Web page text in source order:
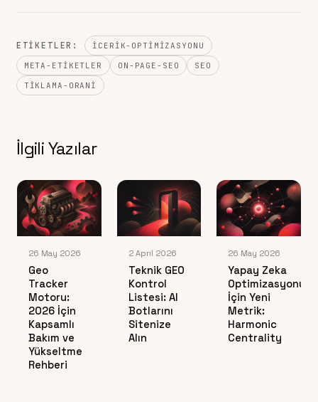
ETIKETLER:
ICERIK-OPTIMIZASYONU
META-ETIKETLER
ON-PAGE-SEO
SEO
TIKLAMA-ORANI
İlgili Yazılar
26 May 2026
Geo
Tracker
Motoru:
2026 İçin
Kapsamlı
Bakım ve
Yükseltme
Rehberi
2 April 2026
Teknik GEO
Kontrol
Listesi: AI
Botlarını
Sitenize
Alın
26 May 2026
Yapay Zeka
Optimizasyonu
İçin Yeni
Metrik:
Harmonic
Centrality